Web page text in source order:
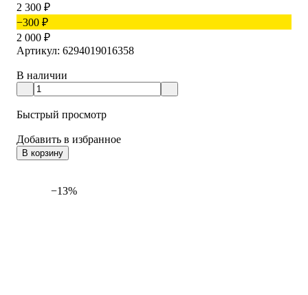
2 300 ₽
−300 ₽
2 000 ₽
Артикул: 6294019016358
В наличии
Быстрый просмотр
Добавить в избранное
В корзину
−13%